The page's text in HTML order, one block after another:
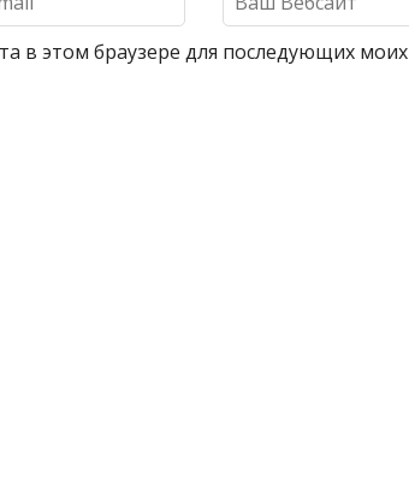
в этом браузере для последующих моих